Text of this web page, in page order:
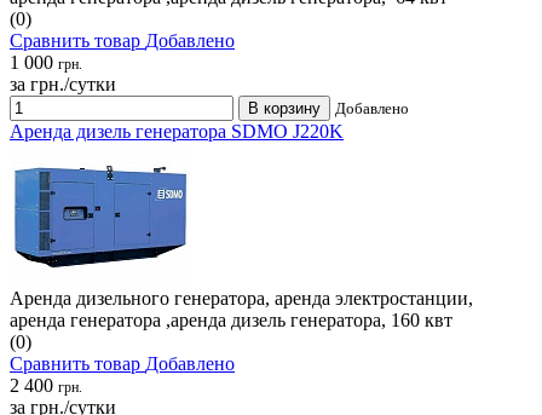
(0)
Сравнить товар Добавлено
1 000 грн.
за грн./сутки
В корзину Добавлено
Аренда дизель генератора SDMO J220K
Аренда дизельного генератора, аренда электростанции,
аренда генератора ,аренда дизель генератора, 160 квт
(0)
Сравнить товар Добавлено
2 400 грн.
за грн./сутки